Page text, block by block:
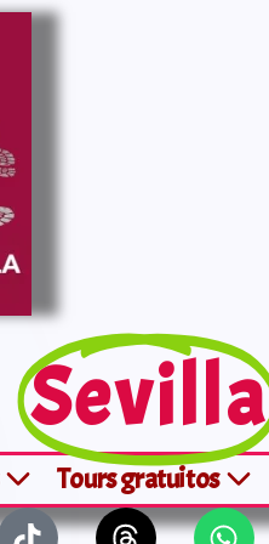
Sevilla
Tours gratuitos